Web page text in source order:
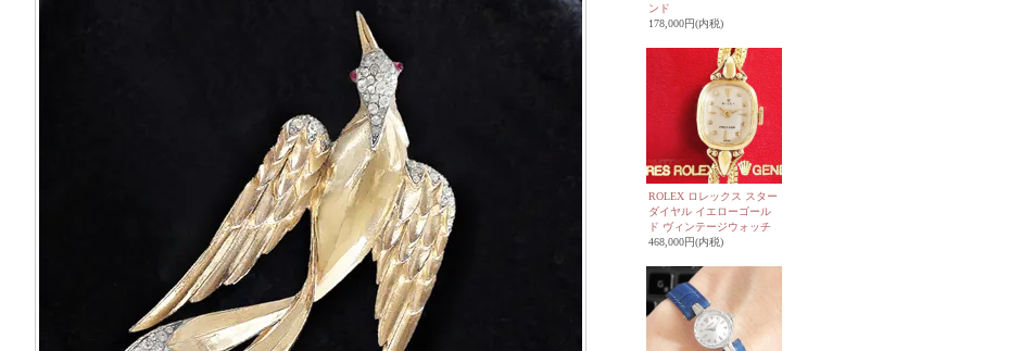
ンド
178,000円(内税)
ROLEX ロレックス スター
ダイヤル イエローゴール
ド ヴィンテージウォッチ
468,000円(内税)